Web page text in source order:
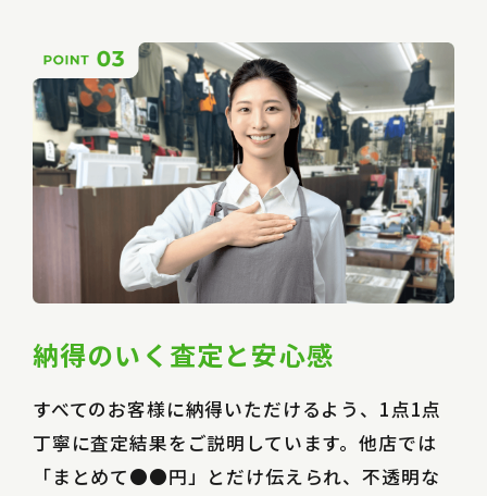
納得のいく査定と安心感
すべてのお客様に納得いただけるよう、1点1点
丁寧に査定結果をご説明しています。他店では
「まとめて●●円」とだけ伝えられ、不透明な